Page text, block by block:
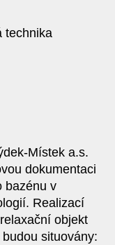
technika
Místek a.s.
dokumentaci
bazénu v
Realizací
objekt
situovány: